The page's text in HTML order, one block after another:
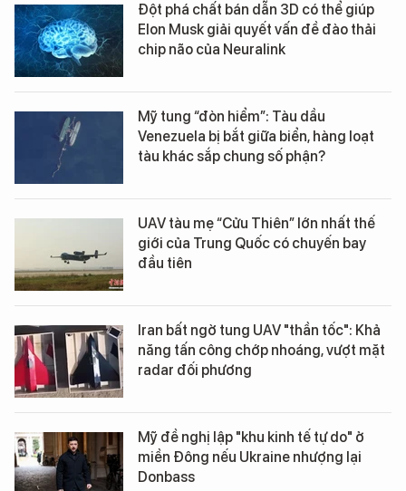
Đột phá chất bán dẫn 3D có thể giúp
Elon Musk giải quyết vấn đề đào thải
chip não của Neuralink
Mỹ tung “đòn hiểm”: Tàu dầu
Venezuela bị bắt giữa biển, hàng loạt
tàu khác sắp chung số phận?
UAV tàu mẹ “Cửu Thiên” lớn nhất thế
giới của Trung Quốc có chuyến bay
đầu tiên
Iran bất ngờ tung UAV "thần tốc": Khả
năng tấn công chớp nhoáng, vượt mặt
radar đối phương
Mỹ đề nghị lập "khu kinh tế tự do" ở
miền Đông nếu Ukraine nhượng lại
Donbass